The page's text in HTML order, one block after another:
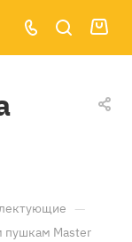
—
пушкам Master